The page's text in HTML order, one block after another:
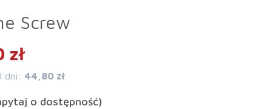
Screw
zł
dni: 44,80 zł
o dostępność)